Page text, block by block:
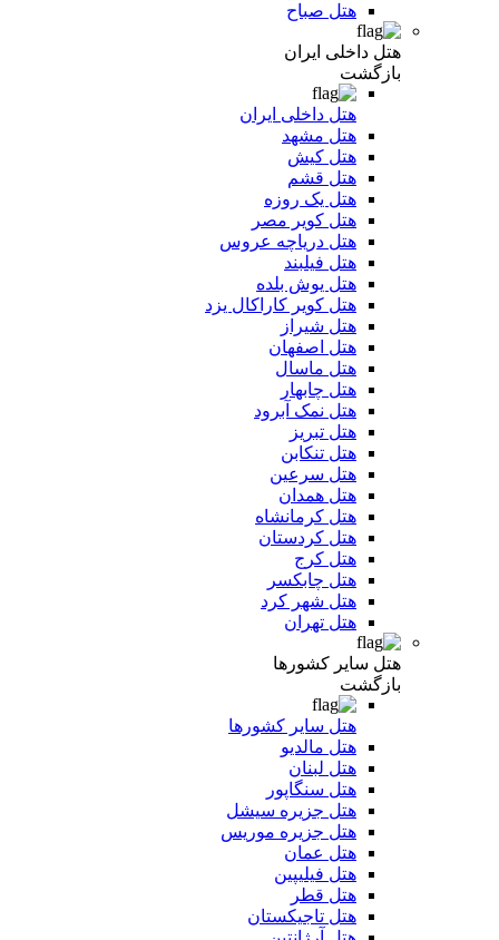
هتل صباح
هتل داخلی ایران
بازگشت
هتل داخلی ایران
هتل مشهد
هتل کیش
هتل قشم
هتل یک روزه
هتل کویر مصر
هتل دریاچه عروس
هتل فیلبند
هتل یوش بلده
هتل کویر کاراکال یزد
هتل شیراز
هتل اصفهان
هتل ماسال
هتل چابهار
هتل نمک آبرود
هتل تبریز
هتل تنکابن
هتل سرعین
هتل همدان
هتل کرمانشاه
هتل کردستان
هتل کرج
هتل چابکسر
هتل شهر کرد
هتل تهران
هتل سایر کشورها
بازگشت
هتل سایر کشورها
هتل مالدیو
هتل لبنان
هتل سنگاپور
هتل جزیره سیشل
هتل جزیره موریس
هتل عمان
هتل فیلیپین
هتل قطر
هتل تاجیکستان